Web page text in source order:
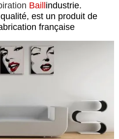
Baill industrie.
est un produit de
française